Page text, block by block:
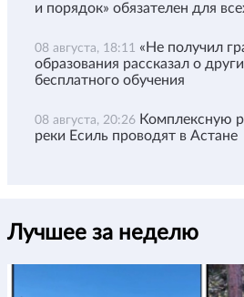
и порядок» обязателен для
08 августа, 18:11 «Не получил
образования рассказал о
бесплатного обучения
08 августа, 20:26 Комплексную
реки Есиль проводят в Астане
Лучшее за неделю